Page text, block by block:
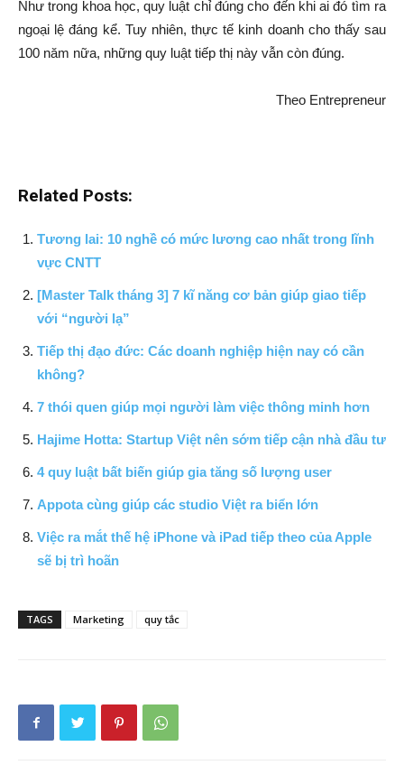
Như trong khoa học, quy luật chỉ đúng cho đến khi ai đó tìm ra
ngoại lệ đáng kể. Tuy nhiên, thực tế kinh doanh cho thấy sau
100 năm nữa, những quy luật tiếp thị này vẫn còn đúng.
Theo Entrepreneur
Related Posts:
Tương lai: 10 nghề có mức lương cao nhất trong lĩnh
vực CNTT
[Master Talk tháng 3] 7 kĩ năng cơ bản giúp giao tiếp
với “người lạ”
Tiếp thị đạo đức: Các doanh nghiệp hiện nay có cần
không?
7 thói quen giúp mọi người làm việc thông minh hơn
Hajime Hotta: Startup Việt nên sớm tiếp cận nhà đầu tư
4 quy luật bất biến giúp gia tăng số lượng user
Appota cùng giúp các studio Việt ra biển lớn
Việc ra mắt thế hệ iPhone và iPad tiếp theo của Apple
sẽ bị trì hoãn
TAGS Marketing quy tắc